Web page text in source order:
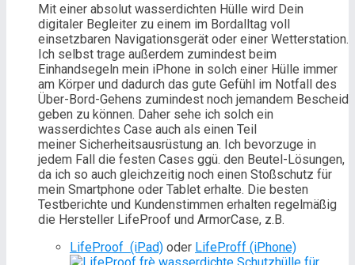
Mit einer absolut wasserdichten Hülle wird Dein
digitaler Begleiter zu einem im Bordalltag voll
einsetzbaren Navigationsgerät oder einer Wetterstation.
Ich selbst trage außerdem zumindest beim
Einhandsegeln mein iPhone in solch einer Hülle immer
am Körper und dadurch das gute Gefühl im Notfall des
Über-Bord-Gehens zumindest noch jemandem Bescheid
geben zu können. Daher sehe ich solch ein
wasserdichtes Case auch als einen Teil
meiner Sicherheitsausrüstung an. Ich bevorzuge in
jedem Fall die festen Cases ggü. den Beutel-Lösungen,
da ich so auch gleichzeitig noch einen Stoßschutz für
mein Smartphone oder Tablet erhalte. Die besten
Testberichte und Kundenstimmen erhalten regelmäßig
die Hersteller LifeProof und ArmorCase, z.B.
LifeProof (iPad) oder LifeProff (iPhone)